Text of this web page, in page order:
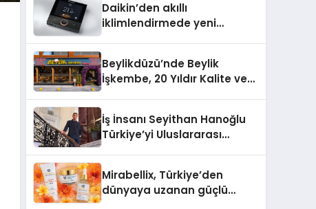
Daikin’den akıllı
iklimlendirmede yeni
Beylikdüzü’nde Beylik
İşkembe, 20 Yıldır Kalite ve
İş İnsanı Seyithan Hanoğlu
Türkiye’yi Uluslararası
Mirabellix, Türkiye’den
dünyaya uzanan güçlü